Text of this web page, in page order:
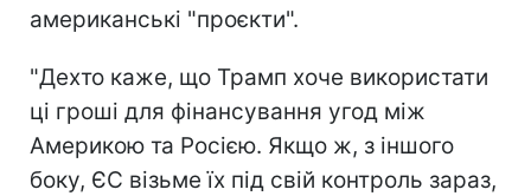
американські "проєкти".
"Дехто каже, що Трамп хоче використати
ці гроші для фінансування угод між
Америкою та Росією. Якщо ж, з іншого
боку, ЄС візьме їх під свій контроль зараз,